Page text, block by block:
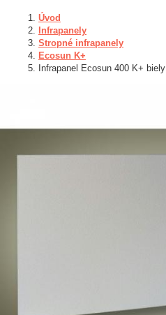
Úvod
Infrapanely
Stropné infrapanely
Ecosun K+
Infrapanel Ecosun 400 K+ biely